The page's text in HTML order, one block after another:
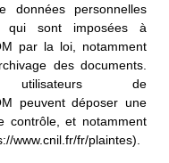
données personnelles
qui sont imposées à
par la loi, notamment
des documents.
de
peuvent déposer une
contrôle, et notamment
www.cnil.fr/fr/plaintes).